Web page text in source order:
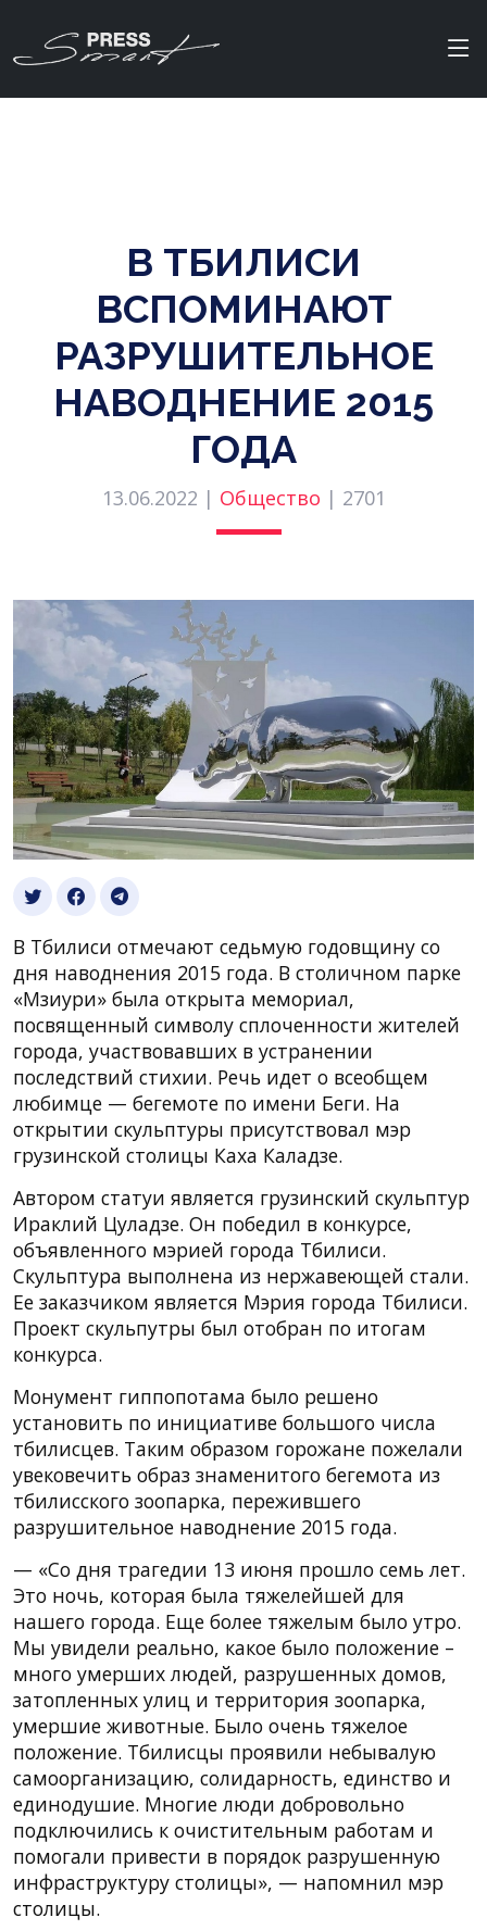
В ТБИЛИСИ
ВСПОМИНАЮТ
РАЗРУШИТЕЛЬНОЕ
НАВОДНЕНИЕ 2015
ГОДА
13.06.2022 | Общество | 2701
В Тбилиси отмечают седьмую годовщину со
дня наводнения 2015 года. В столичном парке
«Мзиури» была открыта мемориал,
посвященный символу сплоченности жителей
города, участвовавших в устранении
последствий стихии. Речь идет о всеобщем
любимце — бегемоте по имени Беги. На
открытии скульптуры присутствовал мэр
грузинской столицы Каха Каладзе.
Автором статуи является грузинский скульптур
Ираклий Цуладзе. Он победил в конкурсе,
объявленного мэрией города Тбилиси.
Скульптура выполнена из нержавеющей стали.
Ее заказчиком является Мэрия города Тбилиси.
Проект скульпутры был отобран по итогам
конкурса.
Монумент гиппопотама было решено
установить по инициативе большого числа
тбилисцев. Таким образом горожане пожелали
увековечить образ знаменитого бегемота из
тбилисского зоопарка, пережившего
разрушительное наводнение 2015 года.
— «Со дня трагедии 13 июня прошло семь лет.
Это ночь, которая была тяжелейшей для
нашего города. Еще более тяжелым было утро.
Мы увидели реально, какое было положение –
много умерших людей, разрушенных домов,
затопленных улиц и территория зоопарка,
умершие животные. Было очень тяжелое
положение. Тбилисцы проявили небывалую
самоорганизацию, солидарность, единство и
единодушие. Многие люди добровольно
подключились к очистительным работам и
помогали привести в порядок разрушенную
инфраструктуру столицы», — напомнил мэр
столицы.